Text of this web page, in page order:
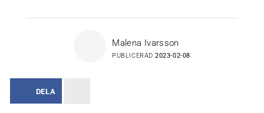
Malena Ivarsson
PUBLICERAD2023-02-08
DELA